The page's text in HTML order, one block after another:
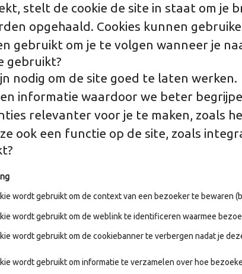
stelt de cookie de site in staat om je
opgehaald. Cookies kunnen
gebruikt om je te volgen wanneer je
gebruikt?
nodig om de site goed te laten werken.
informatie waardoor we beter
relevanter voor je te maken, zoals
ook een functie op de site, zoals
wordt gebruikt om de context van een bezoeker te bewaren
wordt gebruikt om de weblink te identificeren waarmee
wordt gebruikt om de cookiebanner te verbergen nadat je
wordt gebruikt om informatie te verzamelen over hoe